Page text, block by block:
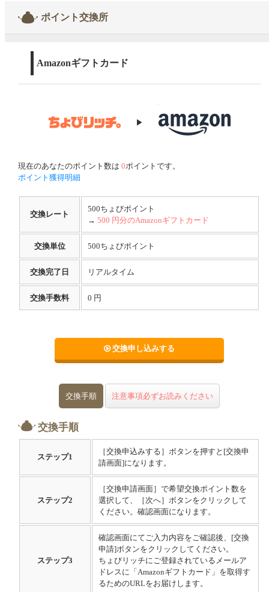
ポイント交換所
Amazonギフトカード
▶
現在のあなたのポイント数は0ポイントです。
ポイント獲得明細
交換レート
500ちょびポイント
→500 円分のAmazonギフトカード
交換単位 500ちょびポイント
交換完了日 リアルタイム
交換手数料 0 円
交換申し込みする
交換手順 注意事項必ずお読みください
交換手順
ステップ1
［交換申込みする］ボタンを押すと[交換申
請画面]になります。
ステップ2
［交換申請画面］で希望交換ポイント数を
選択して、［次へ］ボタンをクリックして
ください。確認画面になります。
ステップ3
確認画面にてご入力内容をご確認後、[交換
申請]ボタンをクリックしてください。
ちょびリッチにご登録されているメールア
ドレスに「Amazonギフトカード」を取得す
るためのURLをお届けします。